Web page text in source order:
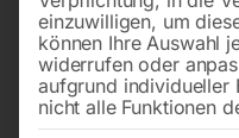
einzuwilligen, um
können Ihre Auswahl
widerrufen oder
aufgrund individueller
nicht alle Funktionen